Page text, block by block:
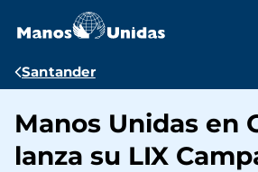
contenido
Ruta
navegación
Santander
Manos Unidas en
lanza su LIX